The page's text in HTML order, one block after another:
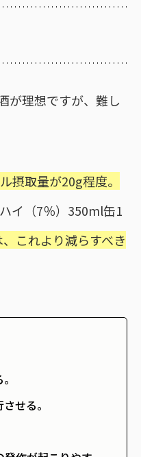
が理想ですが、難し
摂取量が20g程度。
イ（7％）350ml缶1
これより減らすべき
せる。